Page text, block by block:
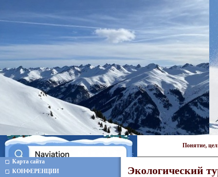
Понятие,
Карта сайта
КОНФЕРЕНЦИИ
Экологический